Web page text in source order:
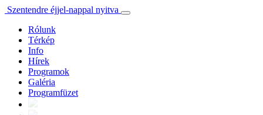
Szentendre éjjel-nappal nyitva
Rólunk
Térkép
Info
Hírek
Programok
Galéria
Programfüzet